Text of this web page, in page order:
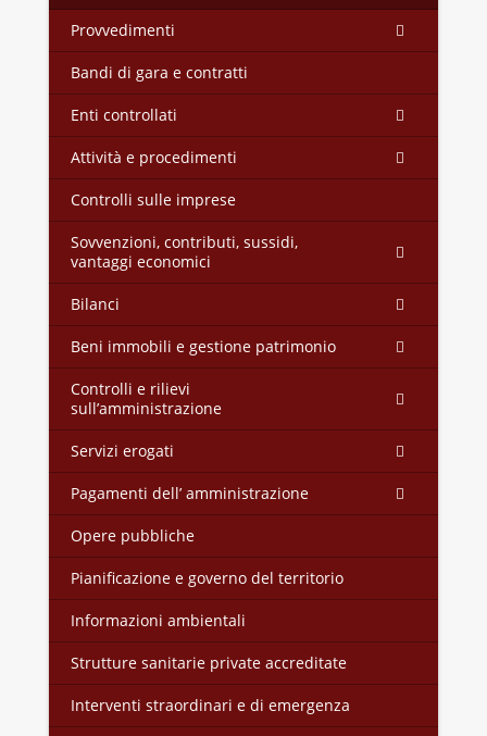
Provvedimenti
Bandi di gara e contratti
Enti controllati
Attività e procedimenti
Controlli sulle imprese
Sovvenzioni, contributi, sussidi,
vantaggi economici
Bilanci
Beni immobili e gestione patrimonio
Controlli e rilievi
sull’amministrazione
Servizi erogati
Pagamenti dell’ amministrazione
Opere pubbliche
Pianificazione e governo del territorio
Informazioni ambientali
Strutture sanitarie private accreditate
Interventi straordinari e di emergenza